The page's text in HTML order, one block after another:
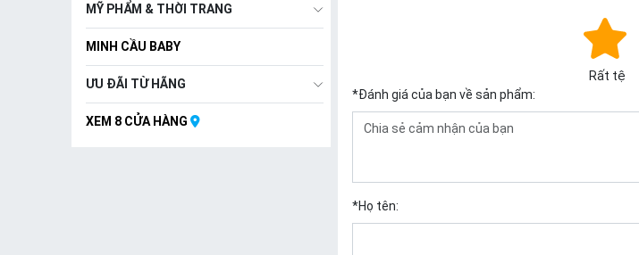
MỸ PHẨM & THỜI TRANG
MINH CẦU BABY
ƯU ĐÃI TỪ HÃNG
XEM 8 CỬA HÀNG
Rất tệ
*Đánh giá của bạn về sản phẩm:
*Họ tên: